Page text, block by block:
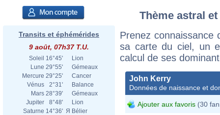
Transits et éphémérides
9 août, 07h37 T.U.
Soleil 16°45'
Lion
Lune 29°55'
Gémeaux
Mercure 29°25'
Cancer
Vénus
2°31'
Balance
Mars 28°39'
Gémeaux
Jupiter
8°48'
Lion
Saturne 14°36' Я Bélier
Thème astral
Prenez connaissance
sa carte du ciel, un
calcul de ses
John Kerry
Données de naissance et
Ajouter aux favoris (30